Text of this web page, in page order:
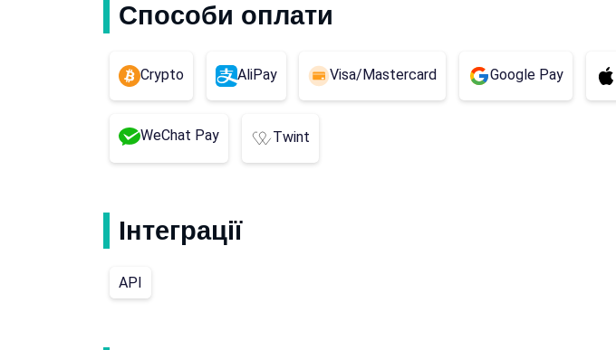
Способи оплати
Crypto AliPay Visa/Mastercard Google Pay
WeChat Pay Twint
Інтеграції
API